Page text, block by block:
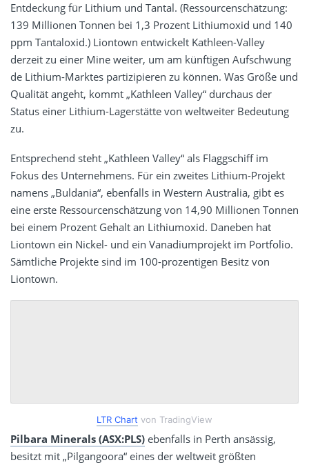
Entdeckung für Lithium und Tantal. (Ressourcenschätzung:
139 Millionen Tonnen bei 1,3 Prozent Lithiumoxid und 140
ppm Tantaloxid.) Liontown entwickelt Kathleen-Valley
derzeit zu einer Mine weiter, um am künftigen Aufschwung
de Lithium-Marktes partizipieren zu können. Was Größe und
Qualität angeht, kommt „Kathleen Valley“ durchaus der
Status einer Lithium-Lagerstätte von weltweiter Bedeutung
zu.
Entsprechend steht „Kathleen Valley“ als Flaggschiff im
Fokus des Unternehmens. Für ein zweites Lithium-Projekt
namens „Buldania“, ebenfalls in Western Australia, gibt es
eine erste Ressourcenschätzung von 14,90 Millionen Tonnen
bei einem Prozent Gehalt an Lithiumoxid. Daneben hat
Liontown ein Nickel- und ein Vanadiumprojekt im Portfolio.
Sämtliche Projekte sind im 100-prozentigen Besitz von
Liontown.
LTR Chart von TradingView
Pilbara Minerals (ASX:PLS) ebenfalls in Perth ansässig,
besitzt mit „Pilgangoora“ eines der weltweit größten